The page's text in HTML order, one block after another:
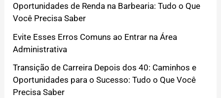
Oportunidades de Renda na Barbearia: Tudo o Que
Você Precisa Saber
Evite Esses Erros Comuns ao Entrar na Área
Administrativa
Transição de Carreira Depois dos 40: Caminhos e
Oportunidades para o Sucesso: Tudo o Que Você
Precisa Saber